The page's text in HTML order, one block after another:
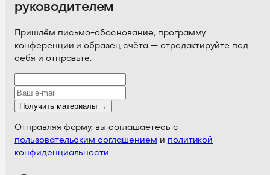
руководителем
Пришлём письмо-обоснование, программу
конференции и образец счёта — отредактируйте под
себя и отправьте.
Получить материалы →
Отправляя форму, вы соглашаетесь с
пользовательским соглашением и политикой
конфиденциальности